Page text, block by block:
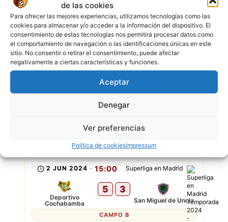
de las cookies
Para ofrecer las mejores experiencias, utilizamos tecnologías como las
cookies para almacenar y/o acceder a la información del dispositivo. El
consentimiento de estas tecnologías nos permitirá procesar datos como
el comportamiento de navegación o las identificaciones únicas en este
sitio. No consentir o retirar el consentimiento, puede afectar
negativamente a ciertas características y funciones.
Aceptar
Denegar
Ver preferencias
Política de cookiesImpressum
[12] Rodrigo Salasar
[18] Oseni Sudie
[20] Deiby Rene Andia
[22] Prince Smith
ÚLTIMOS PARTIDOS
COCHABAMBA
Superliga en Madrid
2 JUN 2024 - 15:00
Deportivo
Cochabamba
5 3
San Miguel de Uncia
CAMPO B